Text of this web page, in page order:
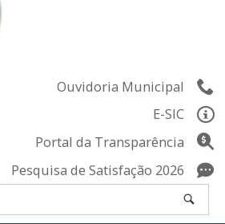
Ouvidoria Municipal
E-SIC
Portal da Transparência
Pesquisa de Satisfação 2026